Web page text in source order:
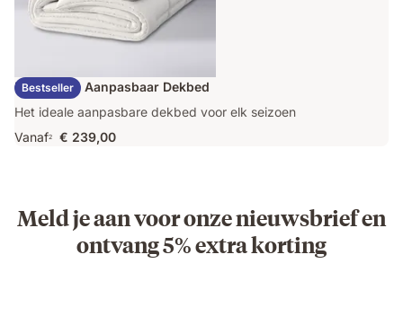
Bestseller
Emma Duo Aanpasbaar Dekbed
Het ideale aanpasbare dekbed voor elk seizoen
Vanaf2 € 239,00
Meld je aan voor onze nieuwsbrief en
ontvang 5% extra korting